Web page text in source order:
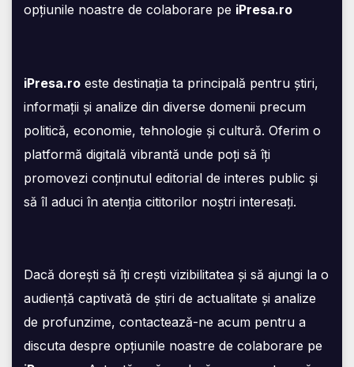
opțiunile noastre de colaborare pe iPresa.ro
iPresa.ro este destinația ta principală pentru știri,
informații și analize din diverse domenii precum
politică, economie, tehnologie și cultură. Oferim o
platformă digitală vibrantă unde poți să îți
promovezi conținutul editorial de interes public și
să îl aduci în atenția cititorilor noștri interesați.
Dacă dorești să îți crești vizibilitatea și să ajungi la o
audiență captivată de știri de actualitate și analize
de profunzime, contactează-ne acum pentru a
discuta despre opțiunile noastre de colaborare pe